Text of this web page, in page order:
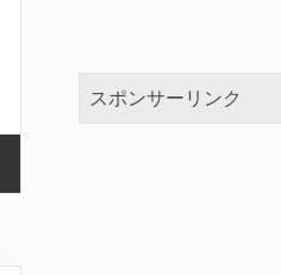
スポンサーリンク